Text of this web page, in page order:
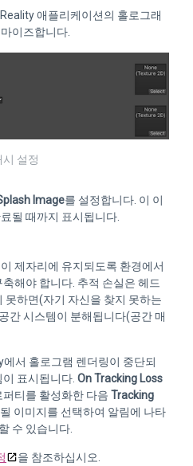
애플리케이션의 홀로그래
이즈합니다.
설정
Image를 설정합니다. 이 이
될 때까지 표시됩니다.
제자리에 유지되도록 환경에서
축해야 합니다. 추적 손실은 헤드
못하면(자기 자신을 찾지 못하는
간 시스템이 분해됩니다(공간 매
서 홀로그램 렌더링이 중단되
표시됩니다. On Tracking Loss
퍼티를 활성화한 다음 Tracking
이미지를 선택하여 알림에 나타
수 있습니다.
을 참조하십시오.